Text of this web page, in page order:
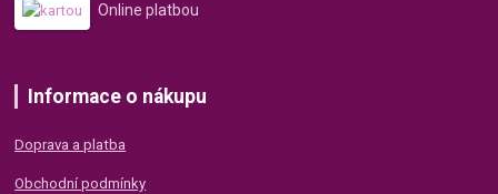
Online platbou
Informace o nákupu
Doprava a platba
Obchodní podmínky